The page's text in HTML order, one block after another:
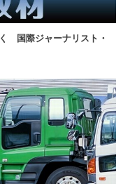
国際ジャーナリスト・